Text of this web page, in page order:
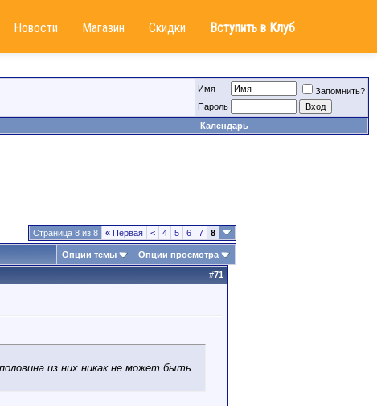
Новости Магазин Скидки Вступить в Клуб
Имя
Запомнить?
Пароль
Календарь
Страница 8 из 8 « Первая < 4 5 6 7 8
Опции темы Опции просмотра
#71
из них никак не может быть